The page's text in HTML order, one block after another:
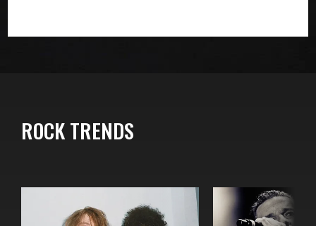
ROCK TRENDS